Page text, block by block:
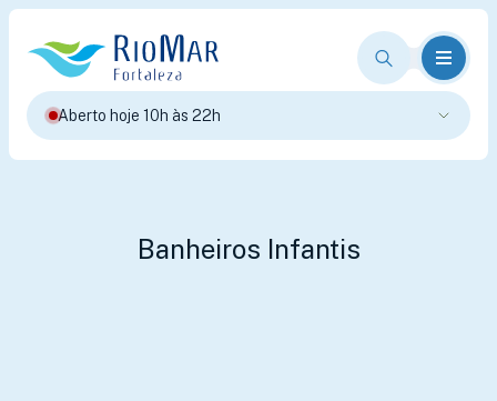
Aberto hoje 10h às 22h
Banheiros Infantis